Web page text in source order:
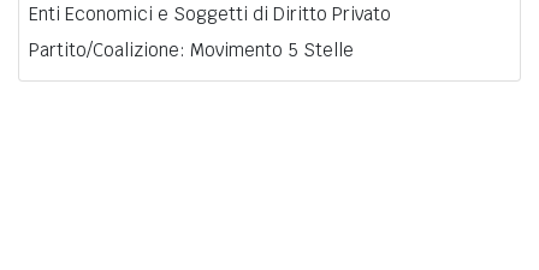
Enti Economici e Soggetti di Diritto Privato
Partito/Coalizione: Movimento 5 Stelle